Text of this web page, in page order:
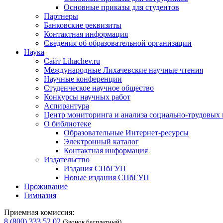
Основные приказы для студентов
Партнеры
Банковские реквизиты
Контактная информация
Сведения об образовательной организации
Наука
Сайт Lihachev.ru
Международные Лихачевские научные чтения
Научные конференции
Студенческое научное общество
Конкурсы научных работ
Аспирантура
Центр мониторинга и анализа социально-трудовых
О библиотеке
Образовательные Интернет-ресурсы
Электронный каталог
Контактная информация
Издательство
Издания СПбГУП
Новые издания СПбГУП
Проживание
Гимназия
Приемная комиссия:
8 (800) 333 52 02